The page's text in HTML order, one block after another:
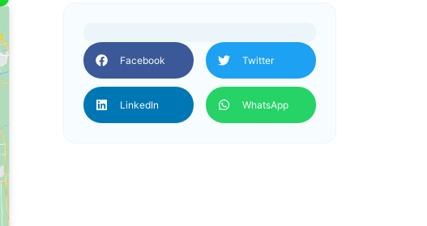
Facebook Twitter
LinkedIn WhatsApp